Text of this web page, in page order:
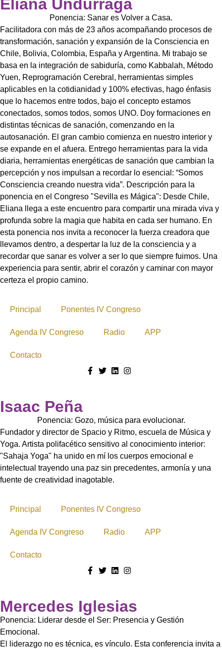
Eliana Undurraga
Ponencia: Sanar es Volver a Casa.
Facilitadora con más de 23 años acompañando procesos de
transformación, sanación y expansión de la Consciencia en
Chile, Bolivia, Colombia, España y Argentina. Mi trabajo se
basa en la integración de sabiduría, como Kabbalah, Método
Yuen, Reprogramación Cerebral, herramientas simples
aplicables en la cotidianidad y 100% efectivas, hago énfasis
que lo hacemos entre todos, bajo el concepto estamos
conectados, somos todos, somos UNO. Doy formaciones en
distintas técnicas de sanación, comenzando en la
autosanación. El gran cambio comienza en nuestro interior y
se expande en el afuera. Entrego herramientas para la vida
diaria, herramientas energéticas de sanación que cambian la
percepción y nos impulsan a recordar lo esencial: “Somos
Consciencia creando nuestra vida”. Descripción para la
ponencia en el Congreso "Sevilla es Mágica": Desde Chile,
Eliana llega a este encuentro para compartir una mirada viva y
profunda sobre la magia que habita en cada ser humano. En
esta ponencia nos invita a reconocer la fuerza creadora que
llevamos dentro, a despertar la luz de la consciencia y a
recordar que sanar es volver a ser lo que siempre fuimos. Una
experiencia para sentir, abrir el corazón y caminar con mayor
certeza el propio camino.
Principal Ponentes IV Congreso
Agenda IV Congreso Radio APP
Contacto
Isaac Peña
Ponencia: Gozo, música para evolucionar.
Fundador y director de Spacio y Ritmo, escuela de Música y
Yoga. Artista polifacético sensitivo al conocimiento interior:
"Sahaja Yoga" ha unido en mí los cuerpos emocional e
intelectual trayendo una paz sin precedentes, armonía y una
fuente de creatividad inagotable.
Principal Ponentes IV Congreso
Agenda IV Congreso Radio APP
Contacto
Mercedes Iglesias
Ponencia: Liderar desde el Ser: Presencia y Gestión
Emocional.
El liderazgo no es técnica, es vínculo. Esta conferencia invita a